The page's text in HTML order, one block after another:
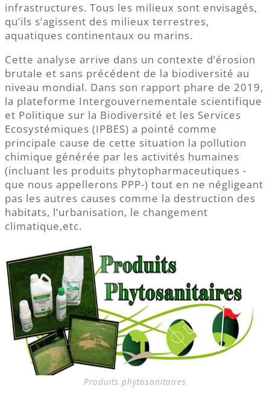
infrastructures. Tous les milieux sont envisagés,
qu’ils s’agissent des milieux terrestres,
aquatiques continentaux ou marins.
Cette analyse arrive dans un contexte d’érosion
brutale et sans précédent de la biodiversité au
niveau mondial. Dans son rapport phare de 2019,
la plateforme Intergouvernementale scientifique
et Politique sur la Biodiversité et les Services
Ecosystémiques (IPBES) a pointé comme
principale cause de cette situation la pollution
chimique générée par les activités humaines
(incluant les produits phytopharmaceutiques -
que nous appellerons PPP-) tout en ne négligeant
pas les autres causes comme la destruction des
habitats, l’urbanisation, le changement
climatique,etc.
Produits phytosanitaires